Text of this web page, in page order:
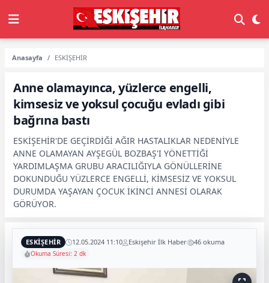
Anasayfa ESKİŞEHİR
Anne olamayınca, yüzlerce engelli,
kimsesiz ve yoksul çocuğu evladı gibi
bağrına bastı
ESKİŞEHİR'DE GEÇİRDİĞİ AĞIR HASTALIKLAR NEDENİYLE
ANNE OLAMAYAN AYŞEGÜL BOZBAŞ'I YÖNETTİĞİ
YARDIMLAŞMA GRUBU ARACILIĞIYLA GÖNÜLLERİNE
DOKUNDUĞU YÜZLERCE ENGELLİ, KİMSESİZ VE YOKSUL
DURUMDA YAŞAYAN ÇOCUK İKİNCİ ANNESİ OLARAK
GÖRÜYOR.
ESKİŞEHİR 12.05.2024 11:10 Eskişehir İlk Haber 46 okuma
Okuma Süresi: 2 dk